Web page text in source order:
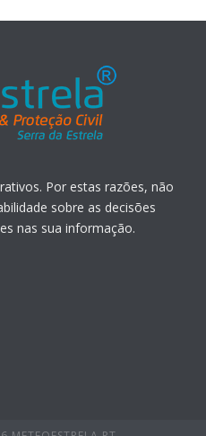
Por estas razões, não
sobre as decisões
nas sua informação.